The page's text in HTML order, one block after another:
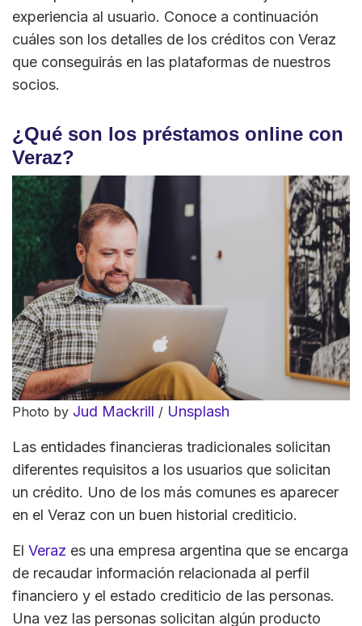
experiencia al usuario. Conoce a continuación
cuáles son los detalles de los créditos con Veraz
que conseguirás en las plataformas de nuestros
socios.
¿Qué son los préstamos online con
Veraz?
Photo by Jud Mackrill / Unsplash
Las entidades financieras tradicionales solicitan
diferentes requisitos a los usuarios que solicitan
un crédito. Uno de los más comunes es aparecer
en el Veraz con un buen historial crediticio.
El Veraz es una empresa argentina que se encarga
de recaudar información relacionada al perfil
financiero y el estado crediticio de las personas.
Una vez las personas solicitan algún producto